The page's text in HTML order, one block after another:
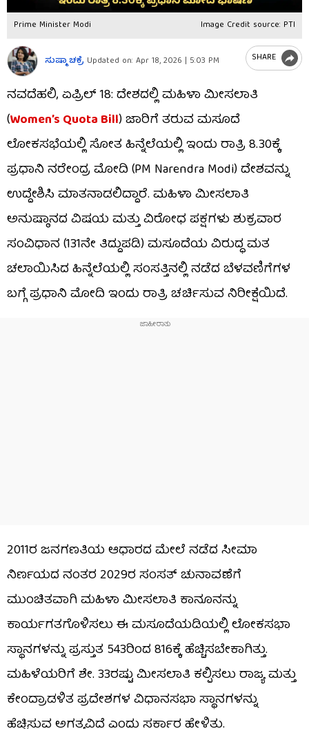
Prime Minister Modi Image Credit source: PTI
ಸುಷ್ಮಾ ಚಕ್ರೆ Updated on: Apr 18, 2026 | 5:03 PM SHARE
ನವದೆಹಲಿ, ಏಪ್ರಿಲ್ 18: ದೇಶದಲ್ಲಿ ಮಹಿಳಾ ಮೀಸಲಾತಿ
(Women’s Quota Bill) ಜಾರಿಗೆ ತರುವ ಮಸೂದೆ
ಲೋಕಸಭೆಯಲ್ಲಿ ಸೋತ ಹಿನ್ನೆಲೆಯಲ್ಲಿ ಇಂದು ರಾತ್ರಿ 8.30ಕ್ಕೆ
ಪ್ರಧಾನಿ ನರೇಂದ್ರ ಮೋದಿ (PM Narendra Modi) ದೇಶವನ್ನು
ಉದ್ದೇಶಿಸಿ ಮಾತನಾಡಲಿದ್ದಾರೆ. ಮಹಿಳಾ ಮೀಸಲಾತಿ
ಅನುಷ್ಠಾನದ ವಿಷಯ ಮತ್ತು ವಿರೋಧ ಪಕ್ಷಗಳು ಶುಕ್ರವಾರ
ಸಂವಿಧಾನ (131ನೇ ತಿದ್ದುಪಡಿ) ಮಸೂದೆಯ ವಿರುದ್ಧ ಮತ
ಚಲಾಯಿಸಿದ ಹಿನ್ನೆಲೆಯಲ್ಲಿ ಸಂಸತ್ತಿನಲ್ಲಿ ನಡೆದ ಬೆಳವಣಿಗೆಗಳ
ಬಗ್ಗೆ ಪ್ರಧಾನಿ ಮೋದಿ ಇಂದು ರಾತ್ರಿ ಚರ್ಚಿಸುವ ನಿರೀಕ್ಷೆಯಿದೆ.
2011ರ ಜನಗಣತಿಯ ಆಧಾರದ ಮೇಲೆ ನಡೆದ ಸೀಮಾ
ನಿರ್ಣಯದ ನಂತರ 2029ರ ಸಂಸತ್ ಚುನಾವಣೆಗೆ
ಮುಂಚಿತವಾಗಿ ಮಹಿಳಾ ಮೀಸಲಾತಿ ಕಾನೂನನ್ನು
ಕಾರ್ಯಗತಗೊಳಿಸಲು ಈ ಮಸೂದೆಯಡಿಯಲ್ಲಿ ಲೋಕಸಭಾ
ಸ್ಥಾನಗಳನ್ನು ಪ್ರಸ್ತುತ 543ರಿಂದ 816ಕ್ಕೆ ಹೆಚ್ಚಿಸಬೇಕಾಗಿತ್ತು.
ಮಹಿಳೆಯರಿಗೆ ಶೇ. 33ರಷ್ಟು ಮೀಸಲಾತಿ ಕಲ್ಪಿಸಲು ರಾಜ್ಯ ಮತ್ತು
ಕೇಂದ್ರಾಡಳಿತ ಪ್ರದೇಶಗಳ ವಿಧಾನಸಭಾ ಸ್ಥಾನಗಳನ್ನು